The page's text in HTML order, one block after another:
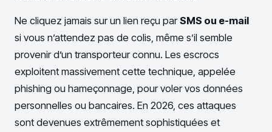
Ne cliquez jamais sur un lien reçu parSMS ou e-mail
si vous n’attendez pas de colis, même s’il semble
provenir d’un transporteur connu. Les escrocs
exploitent massivement cette technique, appelée
phishing ou hameçonnage, pour voler vos données
personnelles ou bancaires. En 2026, ces attaques
sont devenues extrêmement sophistiquées et